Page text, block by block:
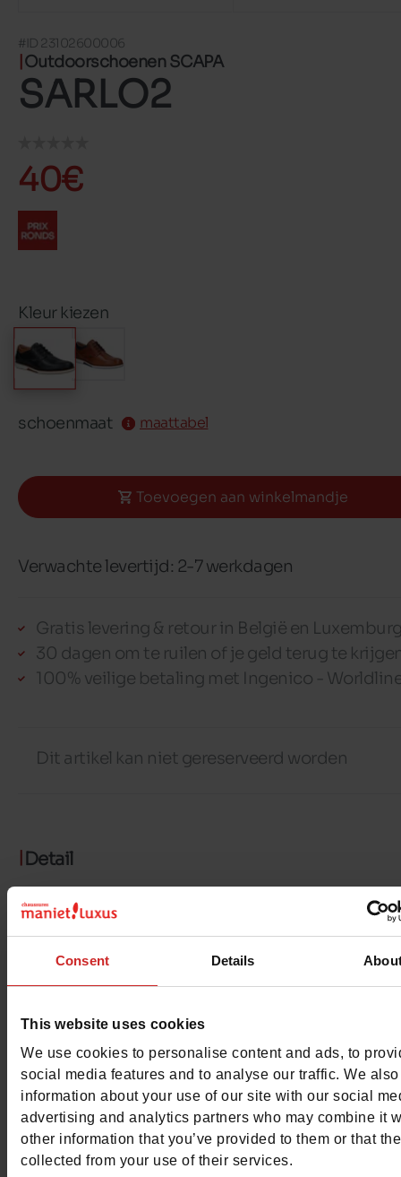
Consent Details
This website uses cookies
We use cookies to personalise content and ads, to
social media features and to analyse our traffic. We
information about your use of our site with our social
advertising and analytics partners who may combine it
other information that you’ve provided to them or that
collected from your use of their services.
#ID 23102600006
Outdoorschoenen SCAPA
SARLO2
40€
Kleur kiezen
schoenmaat maattabel
Toevoegen aan winkelmandje
Verwachte levertijd: 2-7 werkdagen
Gratis levering & retour in België en
30 dagen om te ruilen of je geld terug te
100% veilige betaling met Ingenico -
Dit artikel kan niet gereserveerd worden
Detail
Materialen
Materiaal LEER
Binnenzool LEER
Zool GEGOMD
Kenmerken
Color MARINE